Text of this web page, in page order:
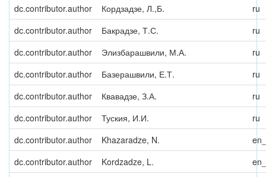
dc.contributor.author
Кордзадзе, Л.,Б.
ru
dc.contributor.author
Бакрадзе, Т.С.
ru
dc.contributor.author
Элизбарашвили, М.А.
ru
dc.contributor.author
Базерашвили, Е.Т.
ru
dc.contributor.author
Квавадзе, З.А.
ru
dc.contributor.author
Туския, И.И.
ru
dc.contributor.author
Khazaradze, N.
dc.contributor.author
Kordzadze, L.